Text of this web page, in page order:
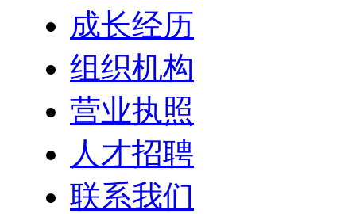
成长经历
组织机构
营业执照
人才招聘
联系我们